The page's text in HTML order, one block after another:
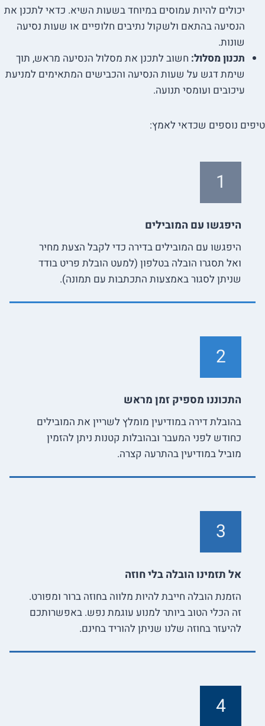
יכולים להיות עמוסים במיוחד בשעות השיא. כדאי לתכנן את
הנסיעה בהתאם ולשקול נתיבים חלופיים או שעות נסיעה
שונות.
תכנון מסלול: חשוב לתכנן את מסלול הנסיעה מראש, תוך
שימת דגש על שעות הנסיעה והכבישים המתאימים למניעת
עיכובים ועומסי תנועה.
טיפים נוספים שכדאי לאמץ:
1
היפגשו עם המובילים
היפגשו עם המובילים בדירה כדי לקבל הצעת מחיר
ואל תסגרו הובלה בטלפון (למעט הובלת פריט בודד
שניתן לסגור באמצעות התכתבות עם תמונה).
2
התכוננו מספיק זמן מראש
בהובלת דירה במודיעין מומלץ לשריין את המובילים
כחודש לפני המעבר ובהובלות קטנות ניתן להזמין
מוביל במודיעין בהתרעה קצרה.
3
אל תזמינו הובלה בלי חוזה
הזמנת הובלה חייבת להיות מלווה בחוזה ברור ומפורט.
זה הכלי הטוב ביותר למנוע עוגמת נפש. באפשרותכם
להיעזר בחוזה שלנו שניתן להוריד בחינם.
4